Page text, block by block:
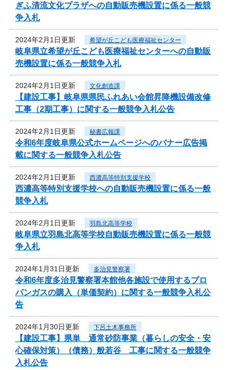
ぎふ清流文化プラザへの自動販売機設置に係る一般競
争入札
2024年2月1日更新 希望が丘こども医療福祉センター
岐阜県立希望が丘こども医療福祉センターへの自動販
売機設置に係る一般競争入札
2024年2月1日更新 文化創造課
【建設工事】岐阜県県民ふれあい会館昇降機設備改修
工事（2期工事）に関する一般競争入札公告
2024年2月1日更新 秘書広報課
令和6年度岐阜県公式ホームページへのバナー広告掲
載に関する一般競争入札公告
2024年2月1日更新 西濃高等特別支援学校
西濃高等特別支援学校への自動販売機設置に係る一般
競争入札
2024年2月1日更新 羽島北高等学校
岐阜県立羽島北高等学校自動販売機設置に係る一般競
争入札
2024年1月31日更新 多治見警察署
令和6年度多治見警察署本館他各施設で使用するプロ
パンガスの購入（単価契約）に関する一般競争入札公
告
2024年1月30日更新 下呂土木事務所
【建設工事】県単 通常砂防事業（暮らしの安全・安
心確保対策）（債務）般若谷 工事に関する一般競争
入札公告